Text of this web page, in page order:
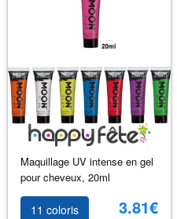
Maquillage UV intense en gel
pour cheveux, 20ml
11 coloris 3.81€